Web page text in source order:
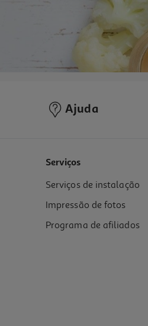
Ajuda
Serviços
Serviços de instalação
Impressão de fotos
Programa de afiliados